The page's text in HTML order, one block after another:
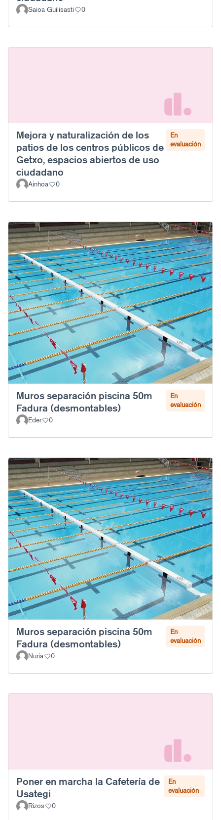
Saioa Guilisasti 0
Mejora y naturalización de los
patios de los centros públicos de
Getxo, espacios abiertos de uso
ciudadano
En
evaluación
Ainhoa 0
Muros separación piscina 50m
Fadura (desmontables)
En
evaluación
Eder
0
Muros separación piscina 50m
Fadura (desmontables)
En
evaluación
Nuria
0
Poner en marcha la Cafetería de
Usategi
En
evaluación
Rizos
0